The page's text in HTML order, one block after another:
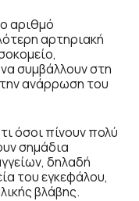
αριθμό
αρτηριακή
συμβάλλουν στη
ανάρρωση του
όσοι πίνουν πολύ
σημάδια
δηλαδή
του εγκεφάλου,
βλάβης.